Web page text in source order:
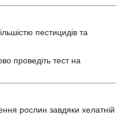
пестицидів та
проведіть тест на
рослин завдяки хелатній